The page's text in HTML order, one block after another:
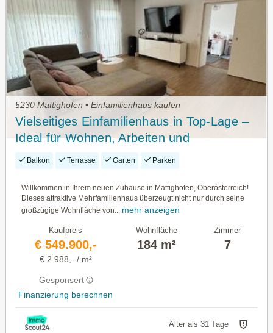
5230 Mattighofen • Einfamilienhaus kaufen
Vielseitiges Einfamilienhaus in Top-Lage –
Ideal für Wohnen, Arbeiten und
Mehrgenerationennutzung
Balkon Terrasse Garten Parken
Willkommen in Ihrem neuen Zuhause in Mattighofen, Oberösterreich!
Dieses attraktive Mehrfamilienhaus überzeugt nicht nur durch seine
großzügige Wohnfläche von...
mehr anzeigen
Kaufpreis
€ 549.900,-
€ 2.988,- / m²
Gesponsert
Finanzierung berechnen
Wohnfläche
184 m²
Zimmer
7
Älter als 31 Tage